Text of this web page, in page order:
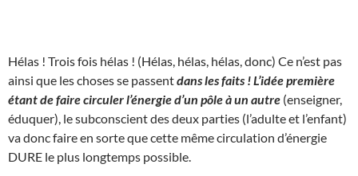
Hélas ! Trois fois hélas ! (Hélas, hélas, hélas, donc) Ce n’est pas
ainsi que les choses se passentdans les faits ! L’idée première
étant de faire circuler l’énergie d’un pôle à un autre (enseigner,
éduquer), le subconscient des deux parties (l’adulte et l’enfant)
va donc faire en sorte que cette même circulation d’énergie
DURE le plus longtemps possible.